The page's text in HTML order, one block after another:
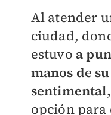
Al atender
ciudad,
estuvo a
manos de
sentimental,
opción para